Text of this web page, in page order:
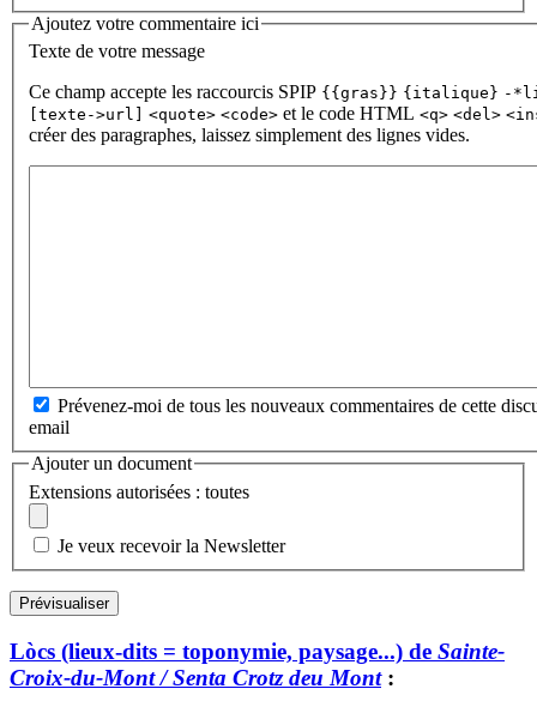
Ajoutez votre commentaire ici
Texte de votre message
Ce champ accepte les raccourcis SPIP {{gras}} {italique} -
[texte->url]
<quote> <code> et le code HTML <q> <del>
créer des paragraphes, laissez simplement des lignes vides.
Prévenez-moi de tous les nouveaux commentaires de cette
email
Ajouter un document
Extensions autorisées : toutes
Je veux recevoir la Newsletter
Lòcs (lieux-dits = toponymie, paysage...) de Sainte-
Croix-du-Mont / Senta Crotz deu Mont: